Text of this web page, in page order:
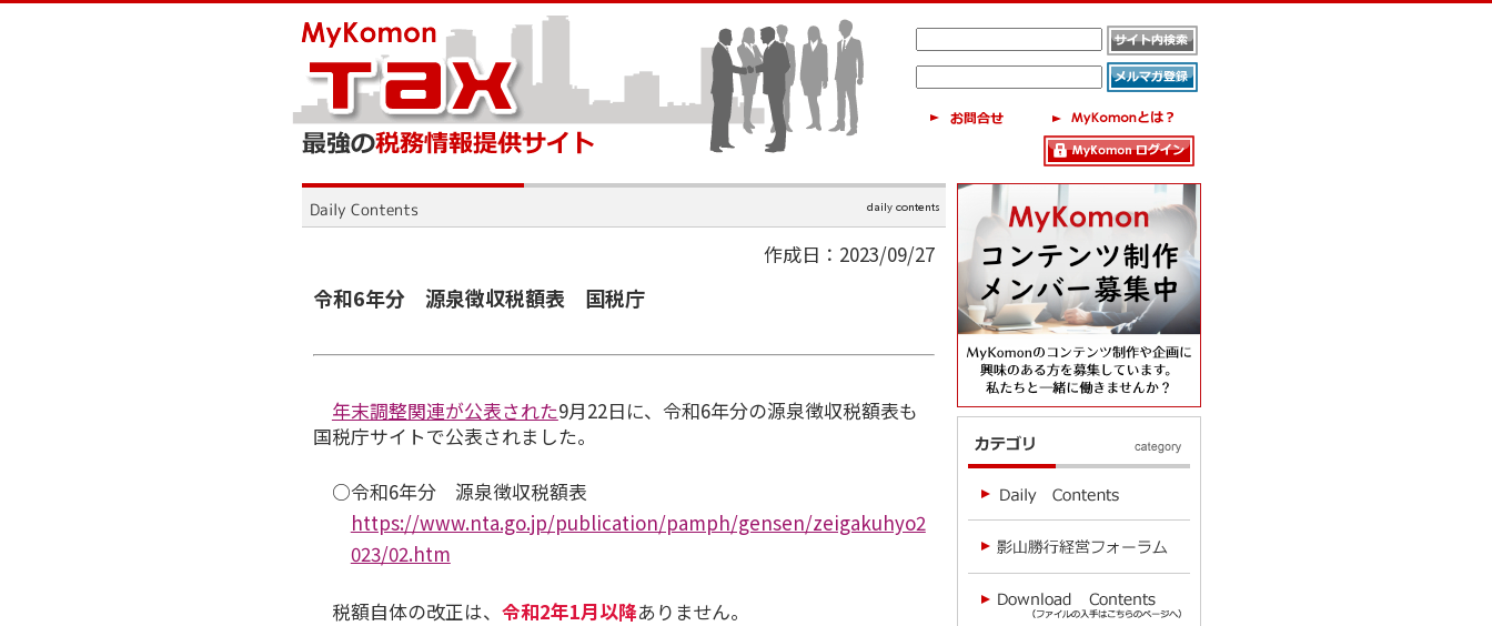
作成日：2023/09/27
令和6年分 源泉徴収税額表 国税庁
年末調整関連が公表された9月22日に、令和6年分の源泉徴収税額表も
国税庁サイトで公表されました。
○令和6年分 源泉徴収税額表
https://www.nta.go.jp/publication/pamph/gensen/zeigakuhyo2
023/02.htm
税額自体の改正は、 令和2年1月以降ありません。